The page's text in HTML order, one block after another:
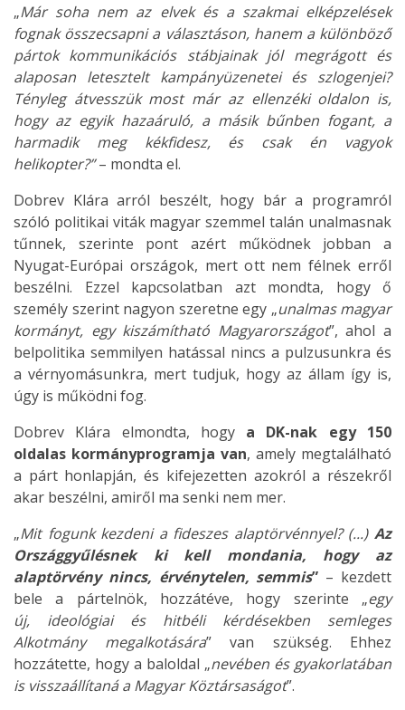
„Már soha nem az elvek és a szakmai elképzelések
fognak összecsapni a választáson, hanem a különböző
pártok kommunikációs stábjainak jól megrágott és
alaposan letesztelt kampányüzenetei és szlogenjei?
Tényleg átvesszük most már az ellenzéki oldalon is,
hogy az egyik hazaáruló, a másik bűnben fogant, a
harmadik meg kékfidesz, és csak én vagyok
helikopter?”– mondta el.
Dobrev Klára arról beszélt, hogy bár a programról
szóló politikai viták magyar szemmel talán unalmasnak
tűnnek, szerinte pont azért működnek jobban a
Nyugat-Európai országok, mert ott nem félnek erről
beszélni. Ezzel kapcsolatban azt mondta, hogy ő
személy szerint nagyon szeretne egy „unalmas magyar
kormányt, egy kiszámítható Magyarországot”, ahol a
belpolitika semmilyen hatással nincs a pulzusunkra és
a vérnyomásunkra, mert tudjuk, hogy az állam így is,
úgy is működni fog.
Dobrev Klára elmondta, hogy a DK-nak egy 150
oldalas kormányprogramja van, amely megtalálható
a párt honlapján, és kifejezetten azokról a részekről
akar beszélni, amiről ma senki nem mer.
„Mit fogunk kezdeni a fideszes alaptörvénnyel? (...) Az
Országgyűlésnek ki kell mondania, hogy az
alaptörvény nincs, érvénytelen, semmis” – kezdett
bele a pártelnök, hozzátéve, hogy szerinte „egy
új, ideológiai és hitbéli kérdésekben semleges
Alkotmány megalkotására” van szükség. Ehhez
hozzátette, hogy a baloldal „nevében és gyakorlatában
is visszaállítaná a Magyar Köztársaságot”.